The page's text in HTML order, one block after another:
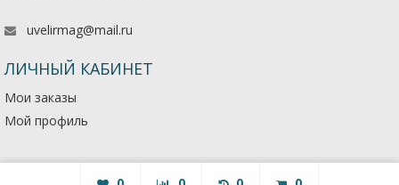
uvelirmag@mail.ru
ЛИЧНЫЙ КАБИНЕТ
Мои заказы
Мой профиль